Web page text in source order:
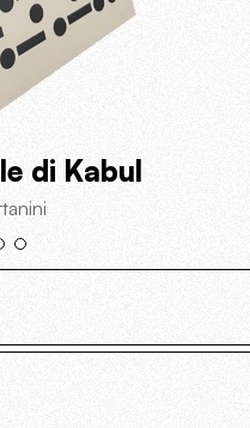
di Kabul